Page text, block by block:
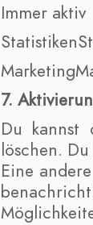
Immer aktiv
7.
Du kannst
löschen.
Eine